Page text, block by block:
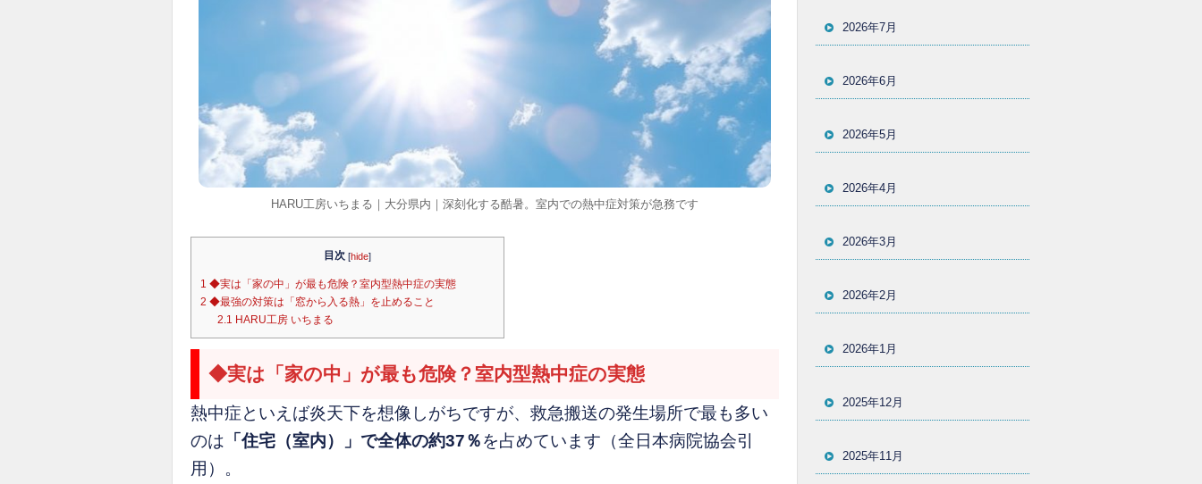
HARU工房いちまる｜大分県内｜深刻化する酷暑。室内での熱中症対策が急務です
目次 [hide]
1 ◆実は「家の中」が最も危険？室内型熱中症の実態
2 ◆最強の対策は「窓から入る熱」を止めること
2.1 HARU工房 いちまる
◆実は「家の中」が最も危険？室内型熱中症の実態
熱中症といえば炎天下を想像しがちですが、救急搬送の発生場所で最も多い
のは 「住宅（室内）」で全体の約37％を占めています（全日本病院協会引
用）。
2026年7月
2026年6月
2026年5月
2026年4月
2026年3月
2026年2月
2026年1月
2025年12月
2025年11月